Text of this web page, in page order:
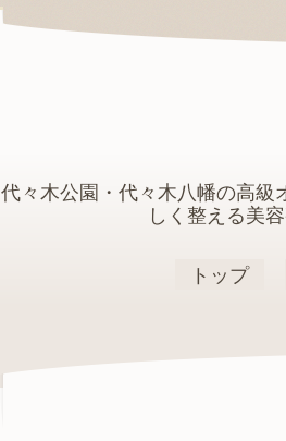
代々木公園・代々木八幡の高級
しく整える美
トップ